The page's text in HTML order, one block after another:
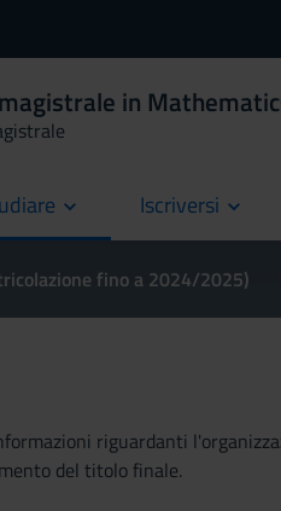
in
Iscriversi
fino a 2024/2025)
riguardanti
del titolo finale.